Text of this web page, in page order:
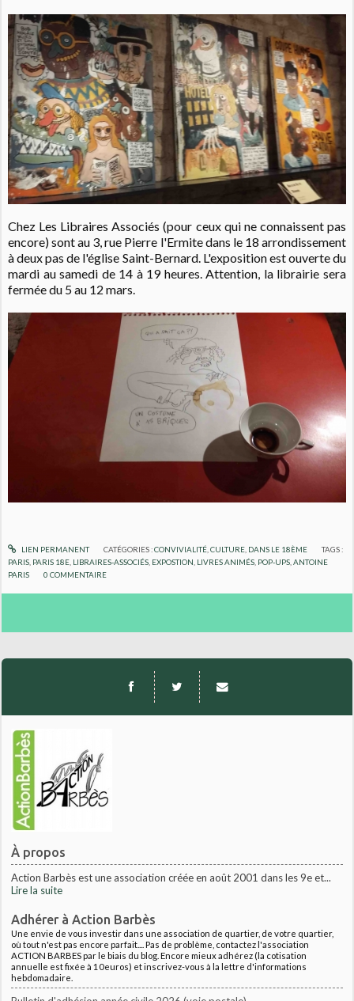
À propos
Action Barbès est une association créée en août 2001 dans les 9e et...
Lire la suite
Adhérer à Action Barbès
Une envie de vous investir dans une association de quartier, de votre quartier,
où tout n'est pas encore parfait.... Pas de problème, contactez l'association
ACTION BARBES par le biais du blog. Encore mieux adhérez (la cotisation
annuelle est fixée à 10euros) et inscrivez-vous à la lettre d'informations
hebdomadaire.
Chez Les Libraires Associés (pour ceux qui ne connaissent pas
encore) sont au 3, rue Pierre l'Ermite dans le 18 arrondissement
à deux pas de l'église Saint-Bernard. L'exposition est ouverte du
mardi au samedi de 14 à 19 heures. Attention, la librairie sera
fermée du 5 au 12 mars.
LIEN PERMANENT CATÉGORIES :CONVIVIALITÉ, CULTURE, DANS LE 18ÈME
TAGS :
PARIS PARIS 18E LIBRAIRES-ASSOCIÉS EXPOSTION LIVRES ANIMÉS POP-UPS ,ANTOINE
PARIS
0 COMMENTAIRE